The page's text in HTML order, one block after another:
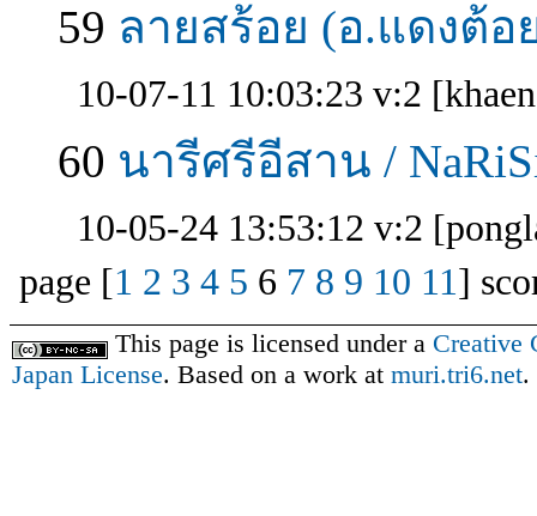
59 ลายสร้อย (อ.แดงต้อ
10-07-11 10:03:23 v:2
60 นารีศรีอีสาน /
10-05-24 13:53:12 v:2
page [1 2 3 4 5 6 7 8 9 10 11]
This page is licensed under a Creative
Japan License. Based on a work at muri.tri6.net.